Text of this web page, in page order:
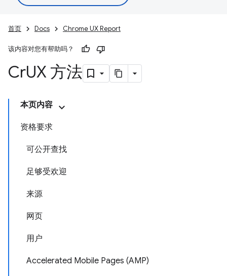
首页 Docs Chrome UX Report
该内容对您有帮助吗？
CrUX 方法
本页内容
资格要求
可公开查找
足够受欢迎
来源
网页
用户
Accelerated Mobile Pages (AMP)